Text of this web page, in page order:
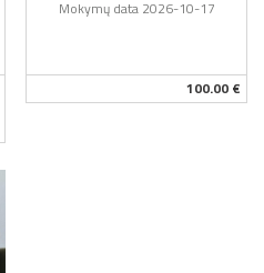
Mokymų data 2026-10-17
100.00 €